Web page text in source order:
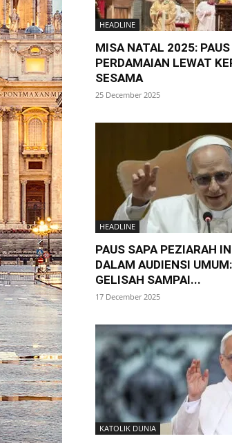
HEADLINE
MISA NATAL 2025: PAUS
PERDAMAIAN LEWAT
SESAMA
25 December 2025
HEADLINE
PAUS SAPA PEZIARAH
DALAM AUDIENSI
GELISAH SAMPAI...
17 December 2025
KATOLIK DUNIA